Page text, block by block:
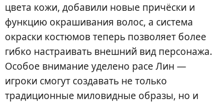
цвета кожи, добавили новые причёски и
функцию окрашивания волос, а система
окраски костюмов теперь позволяет более
гибко настраивать внешний вид персонажа.
Особое внимание уделено расе Лин —
игроки смогут создавать не только
традиционные миловидные образы, но и